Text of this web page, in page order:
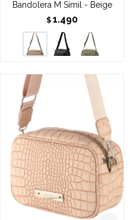
Bandolera M Símil - Beige
$ 1.490